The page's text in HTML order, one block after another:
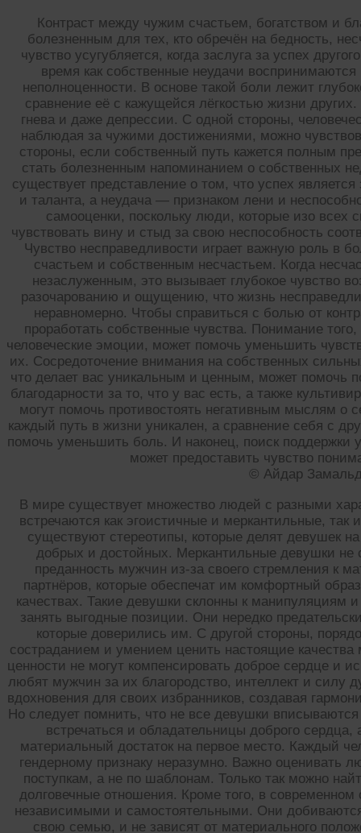
Контраст между чужим счастьем, богатством и
болезненным для тех, кто обречён на бедность,
чувство усугубляется, когда заслуга за успех
время как собственные неудачи
неполноценности. В основе такой боли лежит
сравнение её с кажущейся лёгкостью жизни
гнева и даже депрессии. С одной стороны,
наблюдая за чужими достижениями, можно
стороны, если собственный путь кажется полным
стать болезненным напоминанием о собственных
существует представление о том, что успех
и таланта, а неудача — признаком лени и
самооценки, поскольку люди, которые изо всех
чувствовать вину и стыд за свою неспособность
Чувство несправедливости играет важную роль в
счастьем и собственным несчастьем. Когда
незаслуженным, это вызывает глубокое чувство
разочарованию и ощущению, что жизнь
неравномерно. Чтобы справиться с болью от
проработать собственные чувства. Понимание
человеческие эмоции, может помочь уменьшить
их. Сосредоточение внимания на собственных
что делает вас уникальным и ценным, может помочь
благодарности за то, что у вас есть, а также
могут помочь противостоять негативным мыслям о
каждый путь в жизни уникален, а сравнение себя с
помочь уменьшить боль. И наконец, поиск поддержки
может предоставить чувство
© Айдар
В мире существует множество людей с разными
встречаются как эгоистичные и меркантильные,
существуют стереотипы, которые делят девушек
добрых и достойных. Меркантильные девушки не
преданность мужчин из-за своего стремления к
партнёров, которые обеспечат им комфортный
качествах. Такие девушки склонны к манипуляциям
занять выгодные позиции. Они нередко
которые доверились им. С другой стороны,
состраданием и умением ценить настоящие
ценности не могут компенсировать доброе сердце и
любят мужчин за их благородство, интеллект и силу
вдохновения для своих избранников, создавая
Но следует помнить, что не все девушки
встречаться и обладательницы доброго
материальный достаток на первое место. Каждый
гендерному признаку неразумно. Важно оценивать
поступкам, а не по шаблонам. Только так можно
долговечные отношения. Кроме того, в
независимыми и самостоятельными. Они
свою семью, и не зависят от материального